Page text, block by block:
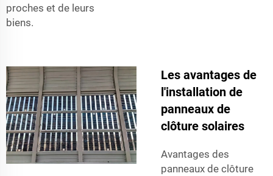
proches et de leurs
biens.
Les avantages de
l'installation de
panneaux de
clôture solaires
Avantages des
panneaux de clôture